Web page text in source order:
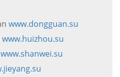
www.dongguan.su
www.huizhou.su
www.shanwei.su